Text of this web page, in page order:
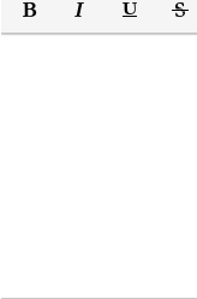
Полужирный
Курсив